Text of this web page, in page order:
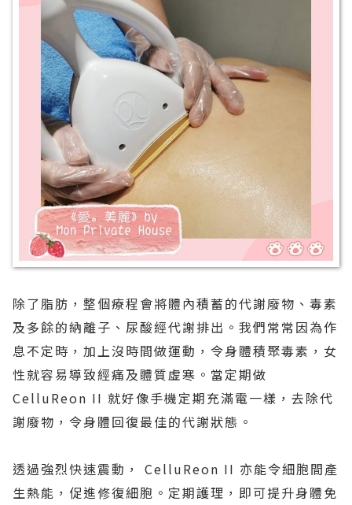
除了脂肪，整個療程會將體內積蓄的代謝廢物、毒素
及多餘的納離子、尿酸經代謝排出。我們常常因為作
息不定時，加上沒時間做運動，令身體積聚毒素，女
性就容易導致經痛及體質虛寒。當定期做
CelluReon II 就好像手機定期充滿電一樣，去除代
謝廢物，令身體回復最佳的代謝狀態。
透過強烈快速震動， CelluReon II 亦能令細胞間產
生熱能，促進修復細胞。定期護理，即可提升身體免